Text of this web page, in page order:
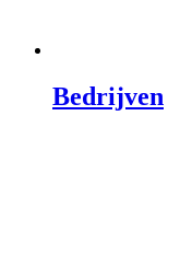
Bedrijven